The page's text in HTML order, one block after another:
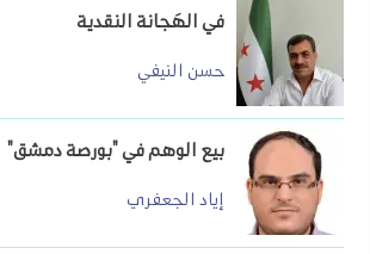
في الهَجانة النقدية
حسن النيفي
بيع الوهم في "بورصة دمشق"
إياد الجعفري